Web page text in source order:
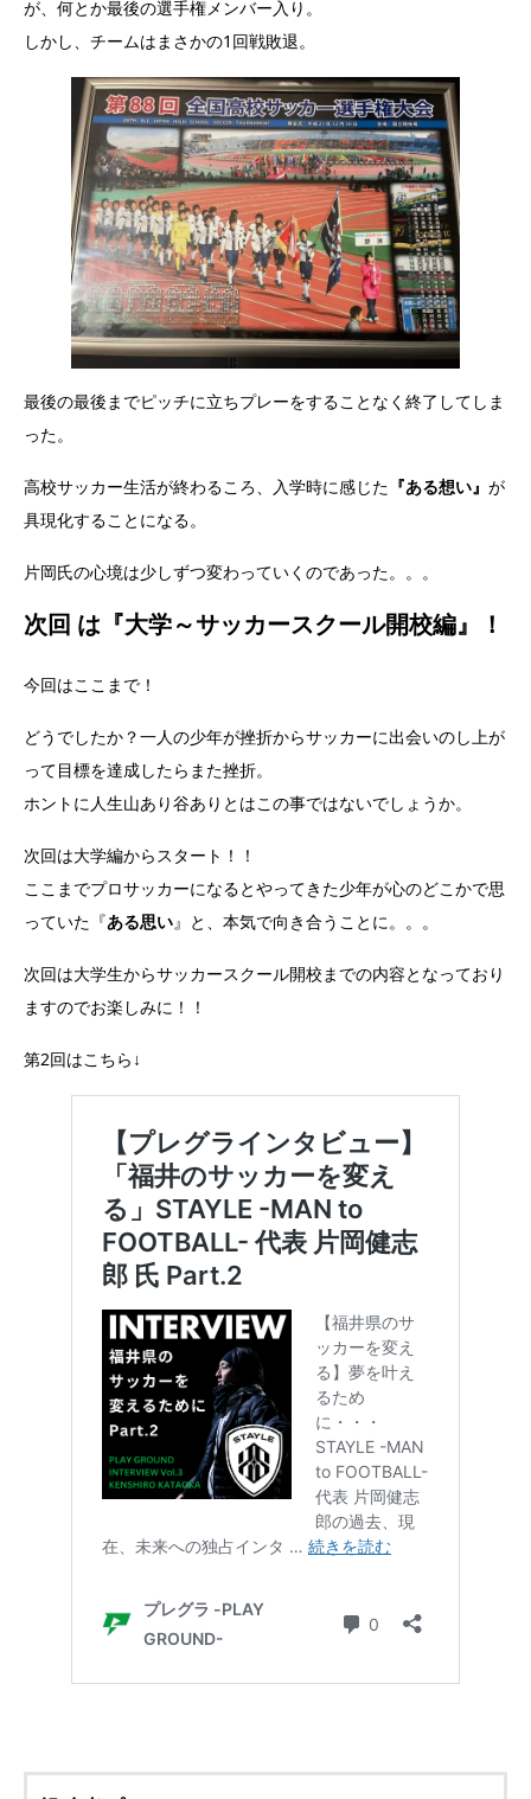
が、何とか最後の選手権メンバー入り。
しかし、チームはまさかの1回戦敗退。
最後の最後までピッチに立ちプレーをすることなく終了してしま
った。
高校サッカー生活が終わるころ、入学時に感じた 『ある想い』 が
具現化することになる。
片岡氏の心境は少しずつ変わっていくのであった。。。
次回 は『大学～サッカースクール開校編』！
今回はここまで！
どうでしたか？一人の少年が挫折からサッカーに出会いのし上が
って目標を達成したらまた挫折。
ホントに人生山あり谷ありとはこの事ではないでしょうか。
次回は大学編からスタート！！
ここまでプロサッカーになるとやってきた少年が心のどこかで思
っていた『ある思い』と、本気で向き合うことに。。。
次回は大学生からサッカースクール開校までの内容となっており
ますのでお楽しみに！！
第2回はこちら↓